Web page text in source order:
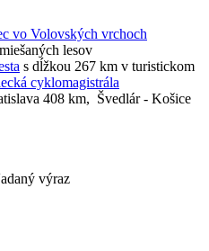
vo Volovských vrchoch
lesov
s dĺžkou 267 km v turistickom
cyklomagistrála
408 km, Švedlár - Košice
výraz